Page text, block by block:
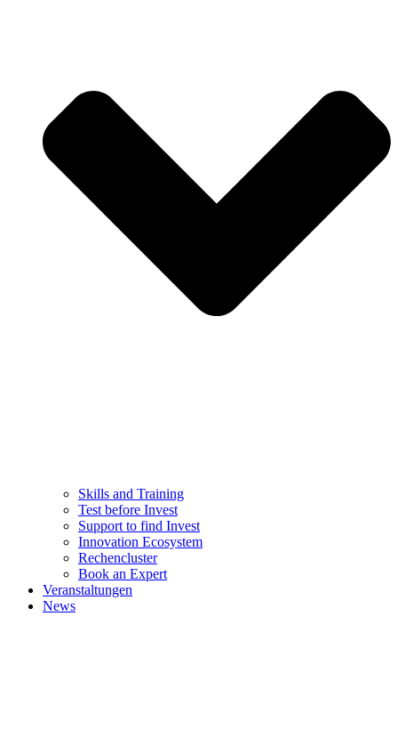
Skills and Training
Test before Invest
Support to find Invest
Innovation Ecosystem
Rechencluster​
Book an Expert
Veranstaltungen
News